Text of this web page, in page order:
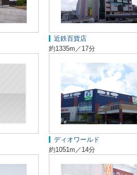
近鉄百貨店
約1335m／17分
ディオワールド
約1051m／14分